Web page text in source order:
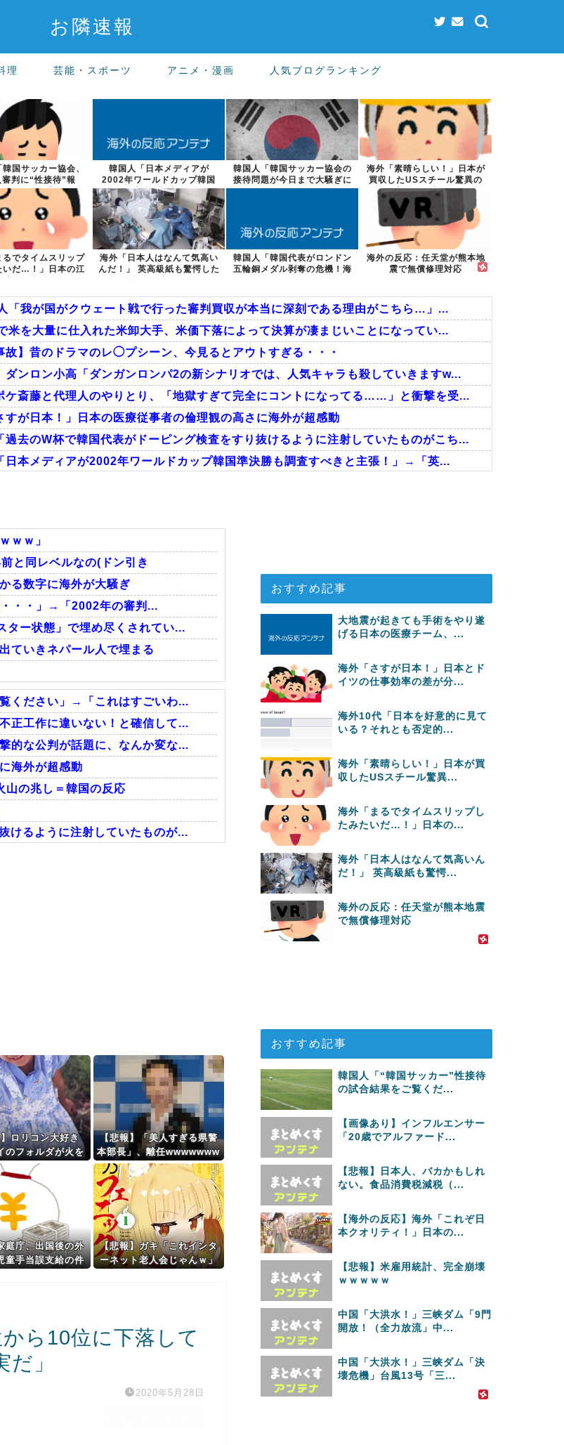
お隣速報
理 芸能・スポーツ アニメ・漫画 人気ブログランキング
国サッカー協会、
判に“性接待”報
・・」→「...
韓国人「日本メディアが
2002年ワールドカップ韓国
準決勝も調査す...
韓国人「韓国サッカー協会の
接待問題が今日まで大騒ぎに
ならなかった...
海外「素晴らしい！」日本が
買収したUSスチール驚異の
大復活に米国...
るでタイムスリップ
いだ…！」日本の江
海外「日本人はなんて気高い
んだ！」 英高級紙も驚愕した
韓国人「韓国代表がロンドン
五輪銅メダル剥奪の危機！海
海外の反応：任天堂が熊本地
震で無償修理対応
「我が国がクウェート戦で行った審判買収が本当に深刻である理由がこちら…」...
米を大量に仕入れた米卸大手、米価下落によって決算が凄まじいことになってい...
故】昔のドラマのレ◯プシーン、今見るとアウトすぎる・・・
ダンロン小高「ダンガンロンパ2の新シナリオでは、人気キャラも殺していきますw...
ケ斎藤と代理人のやりとり、「地獄すぎて完全にコントになってる……」と衝撃を受...
すが日本！」日本の医療従事者の倫理観の高さに海外が超感動
過去のW杯で韓国代表がドーピング検査をすり抜けるように注射していたものがこち...
日本メディアが2002年ワールドカップ韓国準決勝も調査すべきと主張！」→「英...
るでタイムスリップしたみたいだ…！」日本の江戸時代の街並みがそのまま保存され...
by livedoor 相互RSS
ｗｗ」
と同レベルなの(ドン引き
る数字に海外が大騒ぎ
・・」→「2002年の審判...
ター状態」で埋め尽くされてい...
ていきネパール人で埋まる
ください」→「これはすごいわ...
正工作に違いない！と確信して...
的な公判が話題に、なんか変な...
海外が超感動
山の兆し＝韓国の反応
けるように注射していたものが...
】ロリコン大好き
のフォルダが火を
噴くぜ
【悲報】「美人すぎる県警
本部長」、離任wwwwwww
庭庁、出国後の外
童手当誤支給の件
【悲報】ガキ「これインタ
ーネット老人会じゃんｗ」
ら10位に下落して
」
2020年5月28日
おすすめ記事
大地震が起きても手術をやり遂
げる日本の医療チーム、...
海外「さすが日本！」日本とド
イツの仕事効率の差が分...
海外10代「日本を好意的に見て
いる？それとも否定的...
海外「素晴らしい！」日本が買
収したUSスチール驚異...
海外「まるでタイムスリップし
たみたいだ…！」日本の...
海外「日本人はなんて気高いん
だ！」 英高級紙も驚愕...
海外の反応：任天堂が熊本地震
で無償修理対応
おすすめ記事
韓国人「“韓国サッカー”性接待
の試合結果をご覧くだ...
【画像あり】インフルエンサー
「20歳でアルファード...
【悲報】日本人、バカかもしれ
ない。食品消費税減税（...
【海外の反応】海外「これぞ日
本クオリティ！」日本の...
【悲報】米雇用統計、完全崩壊
ｗｗｗｗｗ
中国「大洪水！」三峡ダム「9門
開放！（全力放流」中...
中国「大洪水！」三峡ダム「決
壊危機」台風13号「三...